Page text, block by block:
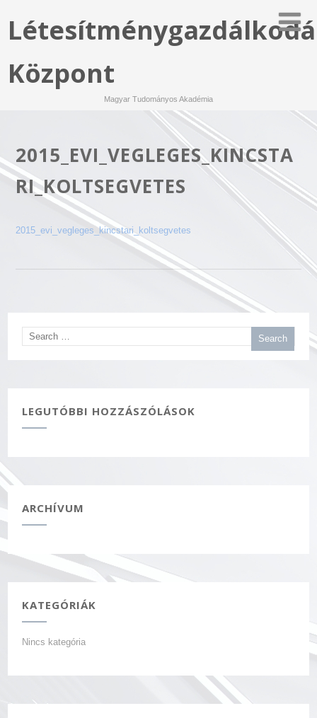
Központ
Magyar Tudományos Akadémia
2015_EVI_VEGLEGES_KINCSTA
RI_KOLTSEGVETES
2015_evi_vegleges_kincstari_koltsegvetes
LEGUTÓBBI HOZZÁSZÓLÁSOK
ARCHÍVUM
KATEGÓRIÁK
Nincs kategória